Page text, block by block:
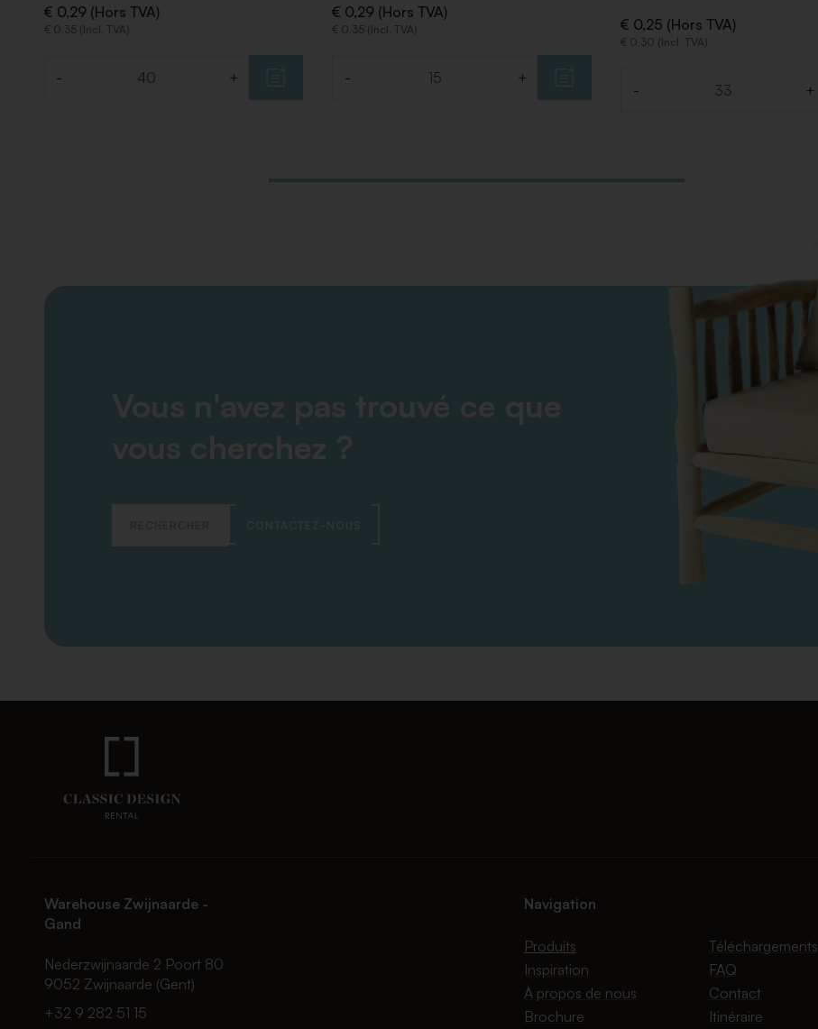
€ 0,29 (Hors TVA)
€ 0,35 (Incl. TVA)
- +
€ 0,29 (Hors TVA)
€ 0,35 (Incl. TVA)
- +
€ 0,25 (Hors TVA)
€ 0,30 (Incl. TVA)
- +
Vous n'avez pas trouvé ce que
vous cherchez ?
RECHERCHER CONTACTEZ-NOUS
Warehouse Zwijnaarde -
Gand
Nederzwijnaarde 2 Poort 80
9052 Zwijnaarde (Gent)
+32 9 282 51 15
Navigation
Produits
Inspiration
À propos de nous
Brochure
Téléchargements
FAQ
Contact
Itinéraire